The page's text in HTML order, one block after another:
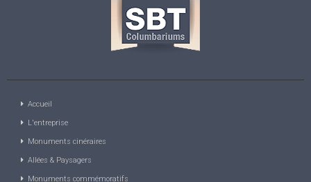
Accueil
L'entreprise
Monuments cinéraires
Allées & Paysagers
Monuments commémoratifs